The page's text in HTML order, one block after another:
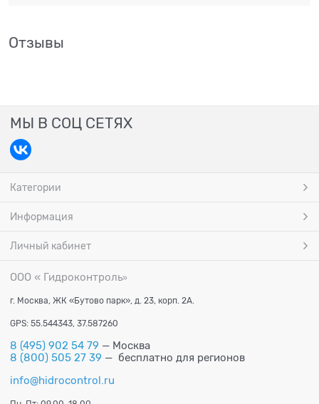
Отзывы
МЫ В СОЦ СЕТЯХ
Категории
Информация
Личный кабинет
ООО « Гидроконтроль»
г. Москва, ЖК «Бутово парк», д. 23, корп. 2А.
GPS: 55.544343, 37.587260
8 (495) 902 54 79 — Москва
8 (800) 505 27 39 — бесплатно для регионов
info@hidrocontrol.ru